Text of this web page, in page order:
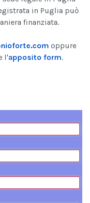
in Puglia può
finanziata.
oppure
l'apposito form.